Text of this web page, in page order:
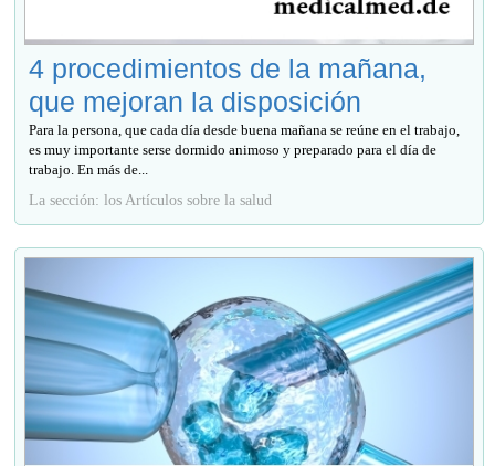
4 procedimientos de la mañana,
que mejoran la disposición
Para la persona, que cada día desde buena mañana se reúne en el trabajo,
es muy importante serse dormido animoso y preparado para el día de
trabajo. En más de...
La sección: los Artículos sobre la salud